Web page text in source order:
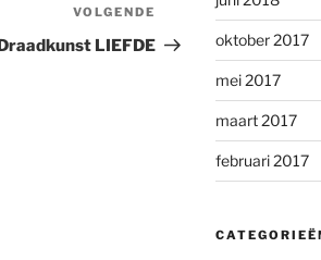
Volgend
bericht
VOLGENDE
Draadkunst LIEFDE oktober 2017
mei 2017
maart 2017
februari 2017